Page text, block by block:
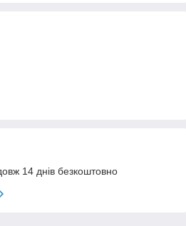
14 днів безкоштовно